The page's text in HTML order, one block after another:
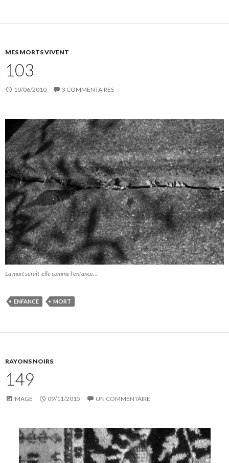
MES MORTS VIVENT
103
10/06/2010 3 COMMENTAIRES
La mort serait-elle comme l'enfance…
ENFANCE MORT
RAYONS NOIRS
149
IMAGE 09/11/2015 UN COMMENTAIRE